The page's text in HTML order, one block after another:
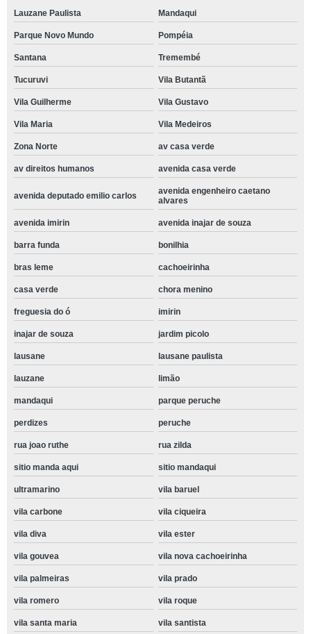
Lauzane Paulista Mandaqui
Parque Novo Mundo Pompéia
Santana Tremembé
Tucuruvi Vila Butantã
Vila Guilherme Vila Gustavo
Vila Maria Vila Medeiros
Zona Norte av casa verde
av direitos humanos avenida casa verde
avenida deputado emilio carlos
avenida engenheiro caetano
alvares
avenida imirin avenida inajar de souza
barra funda bonilhia
bras leme cachoeirinha
casa verde chora menino
freguesia do ó imirin
inajar de souza jardim picolo
lausane lausane paulista
lauzane limão
mandaqui parque peruche
perdizes peruche
rua joao ruthe rua zilda
sitio manda aqui sitio mandaqui
ultramarino vila baruel
vila carbone vila ciqueira
vila diva vila ester
vila gouvea vila nova cachoeirinha
vila palmeiras vila prado
vila romero vila roque
vila santa maria
vila santista